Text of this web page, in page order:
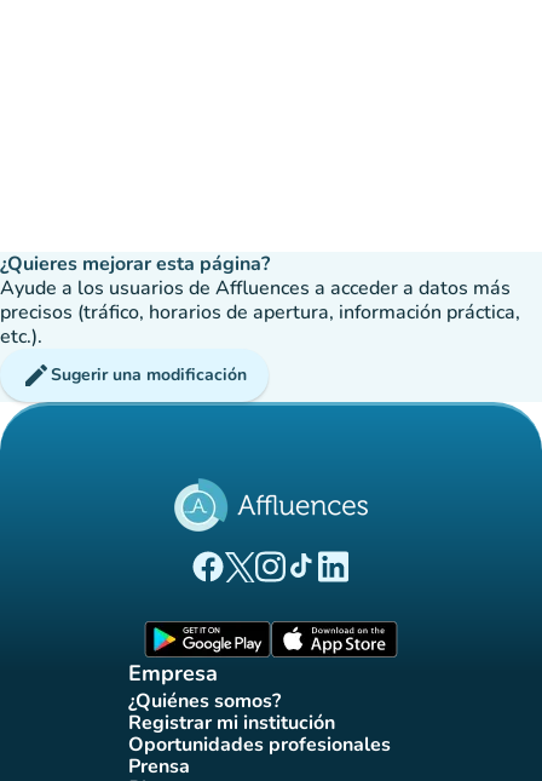
¿Quieres mejorar esta página?
Ayude a los usuarios de Affluences a acceder a datos más
precisos (tráfico, horarios de apertura, información práctica,
etc.).
editSugerir una modificación
(nueva pestaña)
(nueva pestaña)
(nueva pestaña)
(nueva pestaña)
(nueva pestaña)
Empresa
¿Quiénes somos?
(nueva pestaña)
Registrar mi institución
(nueva pestaña)
Oportunidades profesionales
(nueva pestaña)
Prensa